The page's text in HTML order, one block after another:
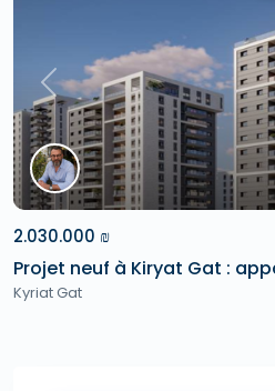
Previous
2.030.000 ₪
Projet neuf à Kiryat Gat :
Kyriat Gat